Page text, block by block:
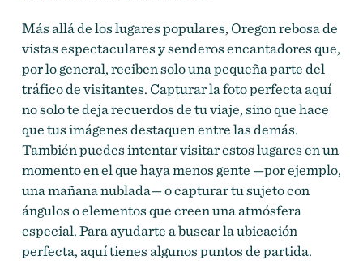
Más allá de los lugares populares, Oregon rebosa de
vistas espectaculares y senderos encantadores que,
por lo general, reciben solo una pequeña parte del
tráfico de visitantes. Capturar la foto perfecta aquí
no solo te deja recuerdos de tu viaje, sino que hace
que tus imágenes destaquen entre las demás.
También puedes intentar visitar estos lugares en un
momento en el que haya menos gente —por ejemplo,
una mañana nublada— o capturar tu sujeto con
ángulos o elementos que creen una atmósfera
especial. Para ayudarte a buscar la ubicación
perfecta, aquí tienes algunos puntos de partida.